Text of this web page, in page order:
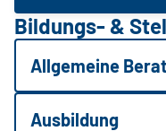
Bildungs- &
Allgemeine
Ausbildung